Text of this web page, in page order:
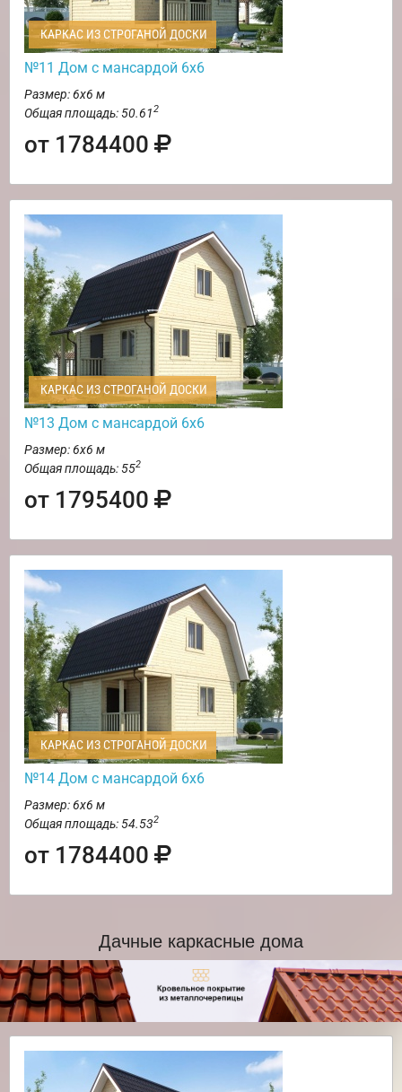
КАРКАС ИЗ СТРОГАНОЙ ДОСКИ
№11 Дом с мансардой 6х6
Размер: 6х6 м
Общая площадь: 50.612
от 1784400
КАРКАС ИЗ СТРОГАНОЙ ДОСКИ
№13 Дом с мансардой 6х6
Размер: 6х6 м
Общая площадь: 552
от 1795400
КАРКАС ИЗ СТРОГАНОЙ ДОСКИ
№14 Дом с мансардой 6х6
Размер: 6х6 м
Общая площадь: 54.532
от 1784400
Дачные каркасные дома